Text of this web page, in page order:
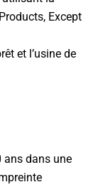
Except
et l’usine de
ans dans une